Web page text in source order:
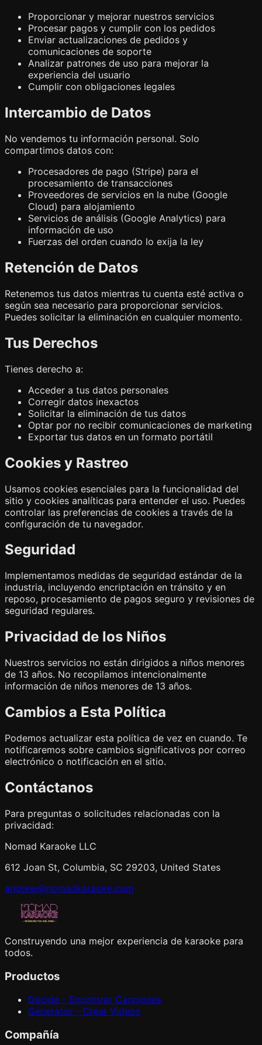
Proporcionar y mejorar nuestros servicios
Procesar pagos y cumplir con los pedidos
Enviar actualizaciones de pedidos y
comunicaciones de soporte
Analizar patrones de uso para mejorar la
experiencia del usuario
Cumplir con obligaciones legales
Intercambio de Datos
No vendemos tu información personal. Solo
compartimos datos con:
Procesadores de pago (Stripe) para el
procesamiento de transacciones
Proveedores de servicios en la nube (Google
Cloud) para alojamiento
Servicios de análisis (Google Analytics) para
información de uso
Fuerzas del orden cuando lo exija la ley
Retención de Datos
Retenemos tus datos mientras tu cuenta esté activa o
según sea necesario para proporcionar servicios.
Puedes solicitar la eliminación en cualquier momento.
Tus Derechos
Tienes derecho a:
Acceder a tus datos personales
Corregir datos inexactos
Solicitar la eliminación de tus datos
Optar por no recibir comunicaciones de marketing
Exportar tus datos en un formato portátil
Cookies y Rastreo
Usamos cookies esenciales para la funcionalidad del
sitio y cookies analíticas para entender el uso. Puedes
controlar las preferencias de cookies a través de la
configuración de tu navegador.
Seguridad
Implementamos medidas de seguridad estándar de la
industria, incluyendo encriptación en tránsito y en
reposo, procesamiento de pagos seguro y revisiones de
seguridad regulares.
Privacidad de los Niños
Nuestros servicios no están dirigidos a niños menores
de 13 años. No recopilamos intencionalmente
información de niños menores de 13 años.
Cambios a Esta Política
Podemos actualizar esta política de vez en cuando. Te
notificaremos sobre cambios significativos por correo
electrónico o notificación en el sitio.
Contáctanos
Para preguntas o solicitudes relacionadas con la
privacidad:
Nomad Karaoke LLC
612 Joan St, Columbia, SC 29203, United States
andrew@nomadkaraoke.com
Construyendo una mejor experiencia de karaoke para
todos.
Productos
Decide - Encontrar Canciones
Generator - Crear Videos
Compañía